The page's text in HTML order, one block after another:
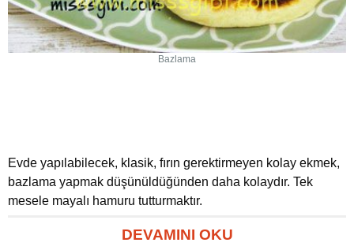
Bazlama
Evde yapılabilecek, klasik, fırın gerektirmeyen kolay ekmek,
bazlama yapmak düşünüldüğünden daha kolaydır. Tek
mesele mayalı hamuru tutturmaktır.
DEVAMINI OKU